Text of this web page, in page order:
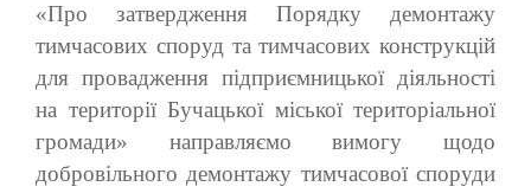
«Про затвердження Порядку демонтажу
тимчасових споруд та тимчасових конструкцій
для провадження підприємницької діяльності
на території Бучацької міської територіальної
громади» направляємо вимогу щодо
добровільного демонтажу тимчасової споруди